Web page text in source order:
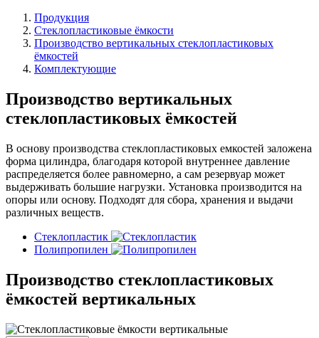
Продукция
Стеклопластиковые ёмкости
Производство вертикальных стеклопластиковых
ёмкостей
Комплектующие
Производство вертикальных
стеклопластиковых ёмкостей
В основу производства стеклопластиковых емкостей заложена
форма цилиндра, благодаря которой внутреннее давление
распределяется более равномерно, а сам резервуар может
выдерживать большие нагрузки. Установка производится на
опоры или основу. Подходят для сбора, хранения и выдачи
различных веществ.
Стеклопластик
Полипропилен
Производство стеклопластиковых
ёмкостей вертикальных